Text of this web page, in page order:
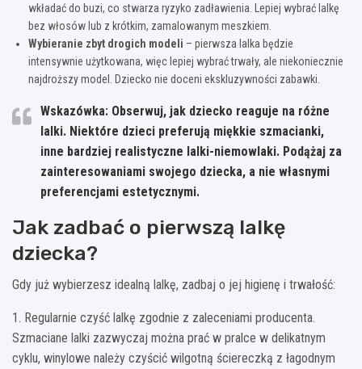
wkładać do buzi, co stwarza ryzyko zadławienia. Lepiej wybrać lalkę
bez włosów lub z krótkim, zamalowanym meszkiem.
Wybieranie zbyt drogich modeli – pierwsza lalka będzie
intensywnie użytkowana, więc lepiej wybrać trwały, ale niekoniecznie
najdroższy model. Dziecko nie doceni ekskluzywności zabawki.
Wskazówka: Obserwuj, jak dziecko reaguje na różne
lalki. Niektóre dzieci preferują miękkie szmacianki,
inne bardziej realistyczne lalki-niemowlaki. Podążaj za
zainteresowaniami swojego dziecka, a nie własnymi
preferencjami estetycznymi.
Jak zadbać o pierwszą lalkę
dziecka?
Gdy już wybierzesz idealną lalkę, zadbaj o jej higienę i trwałość:
1. Regularnie czyść lalkę zgodnie z zaleceniami producenta.
Szmaciane lalki zazwyczaj można prać w pralce w delikatnym
cyklu, winylowe należy czyścić wilgotną ściereczką z łagodnym